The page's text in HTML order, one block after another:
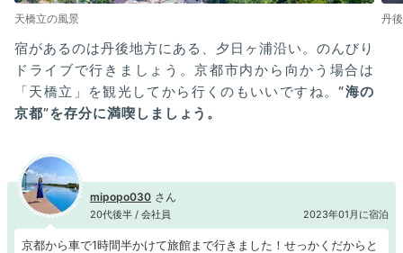
天橋立の風景 丹
宿があるのは丹後地方にある、夕日ヶ浦沿い。のんびり
ドライブで行きましょう。京都市内から向かう場合は
「天橋立」を観光してから行くのもいいですね。“海の
京都”を存分に満喫しましょう。
mipopo030
20代後半 / 会社員 2023年01月に宿泊
京都から車で1時間半かけて旅館まで行きました！せっかくだからと